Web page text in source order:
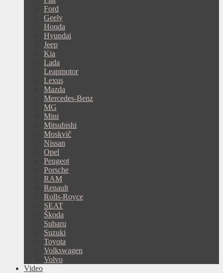
Ford
Geely
Honda
Hyundai
Jeep
Kia
Lada
Leapmotor
Lexus
Mazda
Mercedes-Benz
MG
Mini
Mitsubishi
Moskvič
Nissan
Opel
Peugeot
Porsche
RAM
Renault
Rolls-Royce
SEAT
Škoda
Subaru
Suzuki
Toyota
Volkswagen
Volvo
Video